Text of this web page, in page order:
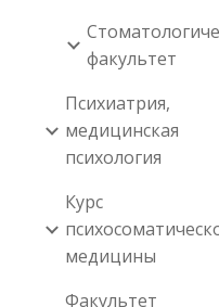
факультет
Психиатрия,
медицинская
психология
Курс
медицины
Факультет